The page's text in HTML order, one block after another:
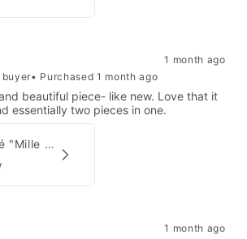
1 month ago
buyer• Purchased 1 month ago
beautiful piece- like new. Love that it
essentially two pieces in one.
Foulard / Carré "Mille Feuilles de Soie" Hermès par Natsuno Hidaka
1 month ago